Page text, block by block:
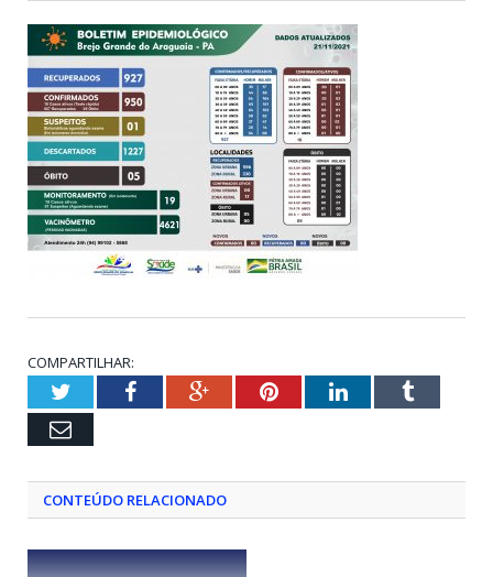
COMPARTILHAR:
TwitterFacebookGoogle+PinterestLinkedInTumblr
Email
CONTEÚDO RELACIONADO